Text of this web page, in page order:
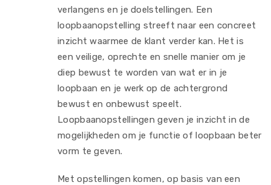
verlangens en je doelstellingen. Een
loopbaanopstelling streeft naar een concreet
inzicht waarmee de klant verder kan. Het is
een veilige, oprechte en snelle manier om je
diep bewust te worden van wat er in je
loopbaan en je werk op de achtergrond
bewust en onbewust speelt.
Loopbaanopstellingen geven je inzicht in de
mogelijkheden om je functie of loopbaan beter
vorm te geven.
Met opstellingen komen, op basis van een